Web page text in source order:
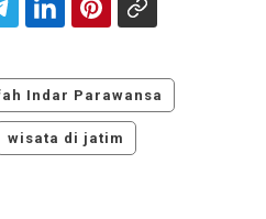
Indar Parawansa
wisata di jatim